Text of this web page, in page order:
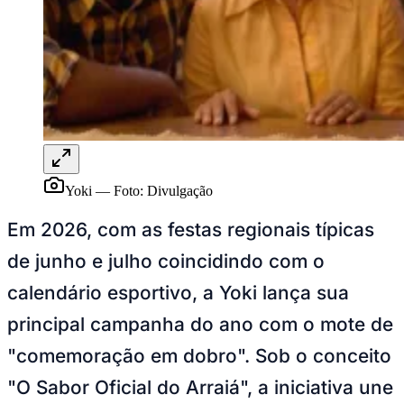
Para Sua Empresa
Anuncie Regional
Guia de Empresas
Vagas na RegiãoNovo
Hub de Negócios
Guia Comercial
Selo Verificado
Portal Educacional
Agenda de Vestibulares
Vagas de Emprego
Panorama Econômico
Panorama Econômico
Para Sua Empresa
Anuncie no Portal
Verificar Empresa
Anunciar VagasNovo
Publicidade Legal